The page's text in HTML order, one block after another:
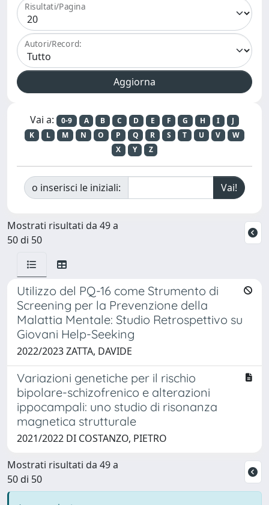
Risultati/Pagina
Autori/Record:
Vai a: 0-9 A B C D E F G H I
J
K
L M N O P Q R S T U V
W
X
Y Z
o inserisci le iniziali:
Mostrati risultati da 49 a
50 di 50
Utilizzo del PQ-16 come Strumento di
Screening per la Prevenzione della
Malattia Mentale: Studio Retrospettivo su
Giovani Help-Seeking
2022/2023 ZATTA, DAVIDE
Variazioni genetiche per il rischio
bipolare-schizofrenico e alterazioni
ippocampali: uno studio di risonanza
magnetica strutturale
2021/2022 DI COSTANZO, PIETRO
Mostrati risultati da 49 a
50 di 50